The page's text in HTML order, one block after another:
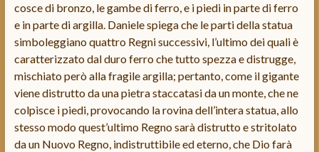
cosce di bronzo, le gambe di ferro, e i piedi in parte di ferro
e in parte di argilla. Daniele spiega che le parti della statua
simboleggiano quattro Regni successivi, l’ultimo dei quali è
caratterizzato dal duro ferro che tutto spezza e distrugge,
mischiato però alla fragile argilla; pertanto, come il gigante
viene distrutto da una pietra staccatasi da un monte, che ne
colpisce i piedi, provocando la rovina dell’intera statua, allo
stesso modo quest’ultimo Regno sarà distrutto e stritolato
da un Nuovo Regno, indistruttibile ed eterno, che Dio farà